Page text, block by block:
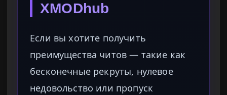
XMODhub
Если вы хотите получить
преимущества читов — такие как
бесконечные рекруты, нулевое
недовольство или пропуск